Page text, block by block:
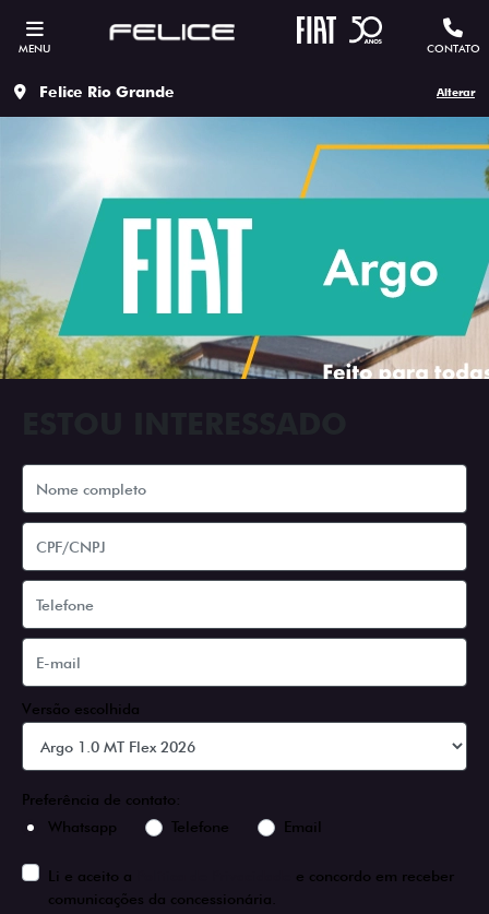
MENU CONTATO
Felice Rio Grande Alterar
Versão escolhida
Preferência de contato:
Whatsapp
Telefone Email
Li e aceito a
e concordo em receber
comunicações da concessionária.